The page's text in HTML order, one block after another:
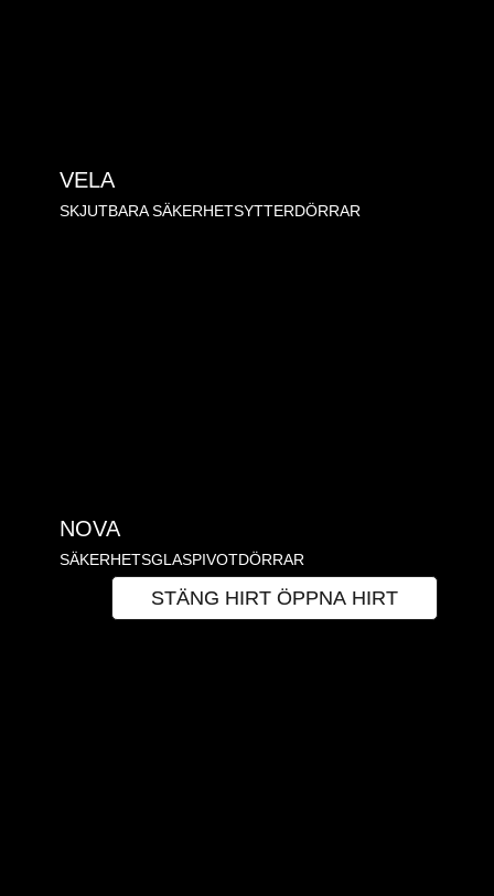
VELA
SKJUTBARA SÄKERHETSYTTERDÖRRAR
NOVA
SÄKERHETSGLASPIVOTDÖRRAR
STÄNG HIRT ÖPPNA HIRT